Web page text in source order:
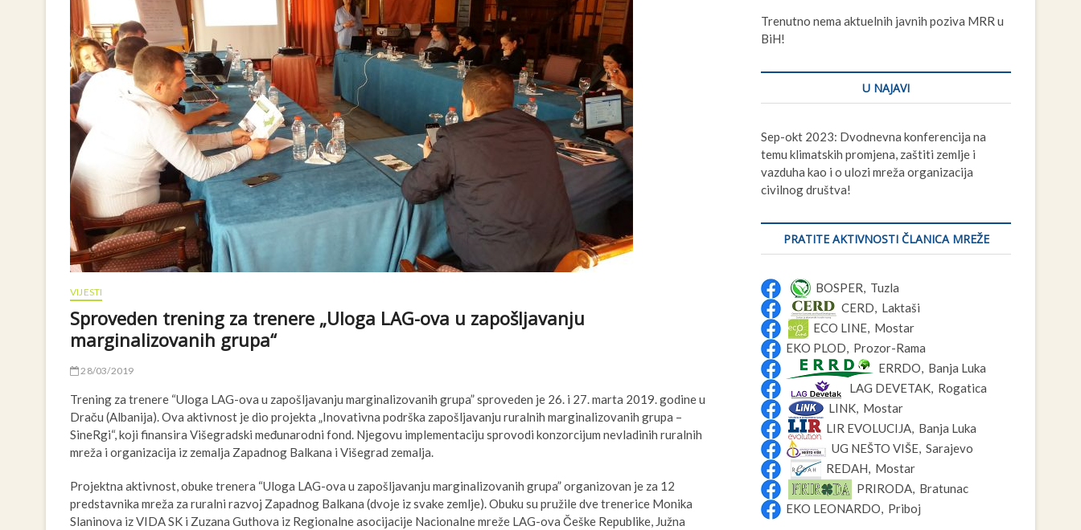
t
VIJESTI
Sproveden trening za trenere „Uloga LAG-ova u zapošljavanju
marginalizovanih grupa“
28/03/2019
Trening za trenere “Uloga LAG-ova u zapošljavanju marginalizovanih grupa” sproveden je 26. i 27. marta 2019. godine u
Draču (Albanija). Ova aktivnost je dio projekta „Inovativna podrška zapošljavanju ruralnih marginalizovanih grupa –
SineRgi“, koji finansira Višegradski međunarodni fond. Njegovu implementaciju sprovodi konzorcijum nevladinih ruralnih
mreža i organizacija iz zemalja Zapadnog Balkana i Višegrad zemalja.
Projektna aktivnost, obuke trenera “Uloga LAG-ova u zapošljavanju marginalizovanih grupa” organizovan je za 12
predstavnika mreža za ruralni razvoj Zapadnog Balkana (dvoje iz svake zemlje). Obuku su pružile dve trenerice Monika
Slaninova iz VIDA SK i Zuzana Guthova iz Regionalne asocijacije Nacionalne mreže LAG-ova Češke Republike, Južna
Trenutno nema aktuelnih javnih poziva MRR u
BiH!
U NAJAVI
Sep-okt 2023: Dvodnevna konferencija na
temu klimatskih promjena, zaštiti zemlje i
vazduha kao i o ulozi mreža organizacija
civilnog društva!
PRATITE AKTIVNOSTI ČLANICA MREŽE
BOSPER, Tuzla
CERD, Laktaši
ECO LINE, Mostar
EKO PLOD, Prozor-Rama
ERRDO, Banja Luka
LAG DEVETAK, Rogatica
LINK, Mostar
LIR EVOLUCIJA, Banja Luka
UG NEŠTO VIŠE, Sarajevo
REDAH, Mostar
PRIRODA, Bratunac
EKO LEONARDO, Priboj